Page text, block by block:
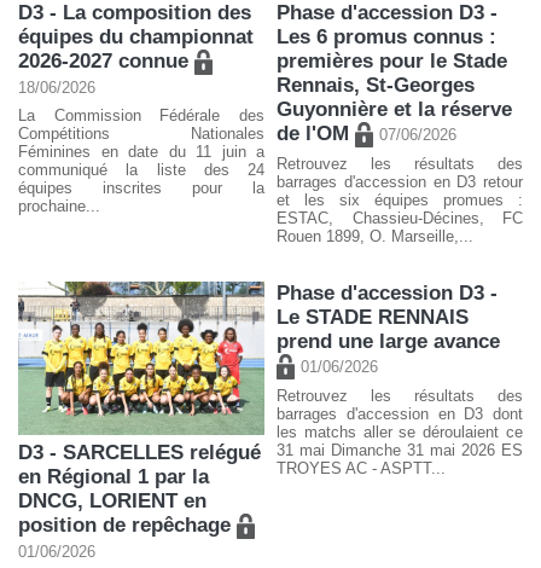
D3 - La composition des
équipes du championnat
2026-2027 connue
18/06/2026
La Commission Fédérale des
Compétitions Nationales
Féminines en date du 11 juin a
communiqué la liste des 24
équipes inscrites pour la
prochaine...
Phase d'accession D3 -
Les 6 promus connus :
premières pour le Stade
Rennais, St-Georges
Guyonnière et la réserve
de l'OM
07/06/2026
Retrouvez les résultats des
barrages d'accession en D3 retour
et les six équipes promues :
ESTAC, Chassieu-Décines, FC
Rouen 1899, O. Marseille,...
D3 - SARCELLES relégué
en Régional 1 par la
DNCG, LORIENT en
position de repêchage
01/06/2026
Phase d'accession D3 -
Le STADE RENNAIS
prend une large avance
01/06/2026
Retrouvez les résultats des
barrages d'accession en D3 dont
les matchs aller se déroulaient ce
31 mai Dimanche 31 mai 2026 ES
TROYES AC - ASPTT...